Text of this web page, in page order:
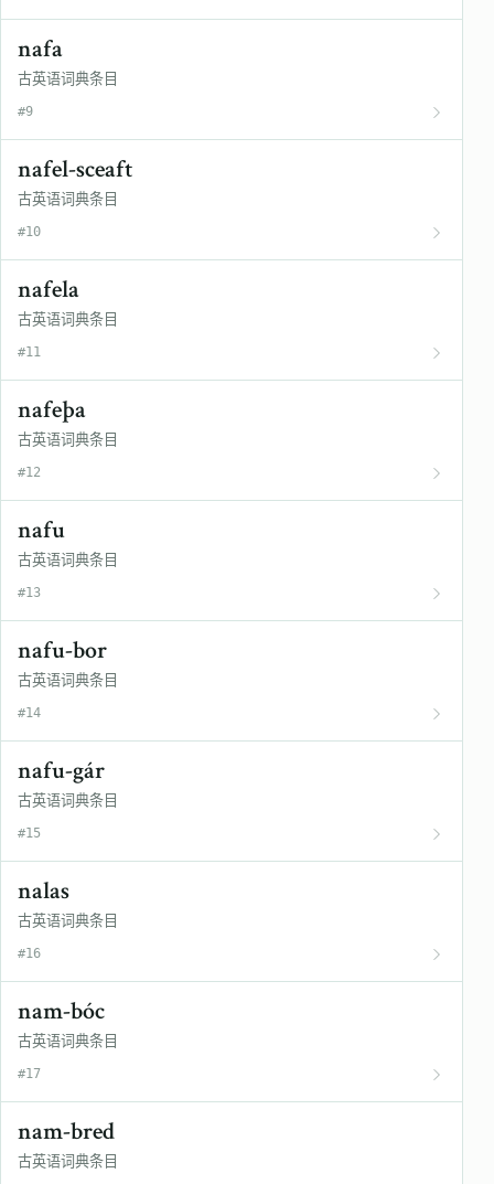
nafa
古英语词典条目
#9
nafel-sceaft
古英语词典条目
#10
nafela
古英语词典条目
#11
nafeþa
古英语词典条目
#12
nafu
古英语词典条目
#13
nafu-bor
古英语词典条目
#14
nafu-gár
古英语词典条目
#15
nalas
古英语词典条目
#16
nam-bóc
古英语词典条目
#17
nam-bred
古英语词典条目